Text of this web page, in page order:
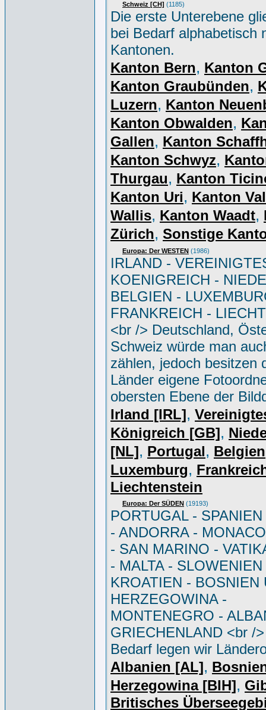
Schweiz [CH] (1185)
Die erste Unterebene
bei Bedarf alphabetisch
Kantonen.
Kanton Bern, Kanton
Kanton Graubünden,
Luzern, Kanton
Kanton Obwalden,
Gallen, Kanton
Kanton Schwyz,
Thurgau, Kanton
Kanton Uri, Kanton
Wallis, Kanton Waadt,
Zürich, Sonstige
Europa: Der WESTEN (1986)
IRLAND -
KOENIGREICH -
BELGIEN -
FRANKREICH -
<br /> Deutschland,
Schweiz würde man
zählen, jedoch besitzen
Länder eigene
obersten Ebene der
Irland [IRL],
Königreich [GB],
[NL], Portugal, Belgien
Luxemburg,
Liechtenstein
Europa: Der SÜDEN (19193)
PORTUGAL -
- ANDORRA -
- SAN MARINO -
- MALTA - SLOWENIEN
KROATIEN - BOSNIEN
HERZEGOWINA -
MONTENEGRO -
GRIECHENLAND <br /
Bedarf legen wir
Albanien [AL],
Herzegowina [BIH],
Britisches